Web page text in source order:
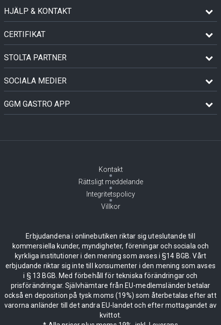
HJÄLP & KONTAKT
CERTIFIKAT
STOLTA PARTNER
SOCIALA MEDIER
GGM GASTRO APP
Kontakt
Rättsligt meddelande
Integritetspolicy
Villkor
Erbjudandena i onlinebutiken riktar sig uteslutande till
kommersiella kunder, myndigheter, föreningar och sociala och
kyrkliga institutioner i den mening som avses i §14 BGB. Vårt
erbjudande riktar sig inte till konsumenter i den mening som avses
i § 13 BGB. Med förbehåll för tekniska förändringar och
prisförändringar. Självhämtare från EU-medlemsländer betalar
också en deposition på tysk moms (19%) som återbetalas efter att
varorna anländer till det andra EU-landet och efter mottagandet av
kvittot.